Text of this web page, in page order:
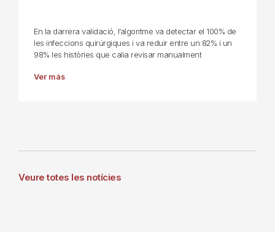
En la darrera validació, l’algoritme va detectar el 100% de
les infeccions quirúrgiques i va reduir entre un 82% i un
98% les històries que calia revisar manualment
Ver más
Veure totes les notícies